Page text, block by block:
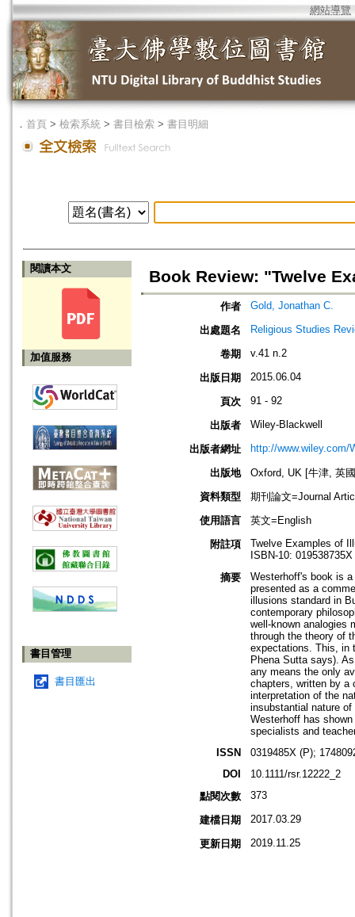
網站導覽
． 首頁 > 檢索系統 > 書目檢索 > 書目明細
閱讀本文
加值服務
書目管理
書目匯出
Book Review: "Twelve
作者 Gold, Jonathan C.
出處題名 Religious Studies
卷期 v.41 n.2
出版日期 2015.06.04
頁次 91 - 92
出版者 Wiley-Blackwell
出版者網址 http://www.wiley.com/
出版地
Oxford, UK [牛津, 英
資料類型
期刊論文=Journal
使用語言
英文=English
附註項
Twelve Examples of
ISBN-10:
摘要
Westerhoff's book is
presented as a
illusions standard in
contemporary
well‐known analogies
through the theory of
expectations. This, in
Phena Sutta says).
any means the only
chapters, written by a
interpretation of the
insubstantial nature of
Westerhoff has
specialists and
ISSN
0319485X (P);
DOI
10.1111/rsr.12222_2
點閱次數
373
建檔日期 2017.03.29
更新日期 2019.11.25